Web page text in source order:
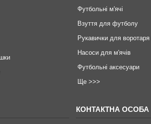
Футбольні м'ячі
Взуття для футболу
Рукавички для воротаря
Насоси для м'ячів
Футбольні аксесуари
Ще >>>